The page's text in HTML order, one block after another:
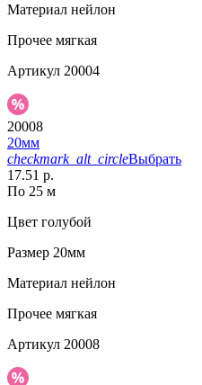
Материал нейлон
Прочее мягкая
Артикул 20004
20008
20мм
checkmark_alt_circleВыбрать
17.51 р.
По 25 м
Цвет голубой
Размер 20мм
Материал нейлон
Прочее мягкая
Артикул 20008